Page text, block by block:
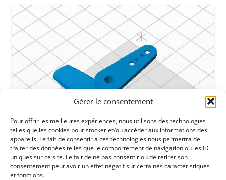
Gérer le consentement
Pour offrir les meilleures expériences, nous utilisons des technologies
telles que les cookies pour stocker et/ou accéder aux informations des
appareils. Le fait de consentir à ces technologies nous permettra de
traiter des données telles que le comportement de navigation ou les ID
uniques sur ce site. Le fait de ne pas consentir ou de retirer son
consentement peut avoir un effet négatif sur certaines caractéristiques
et fonctions.